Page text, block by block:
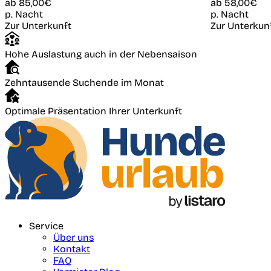
ab 85,00€
p. Nacht
Zur Unterkunft
ab 58,00€
p. Nacht
Zur
Hohe Auslastung auch in der Nebensaison
Zehntausende Suchende im Monat
Optimale Präsentation Ihrer Unterkunft
Service
Über uns
Kontakt
FAQ